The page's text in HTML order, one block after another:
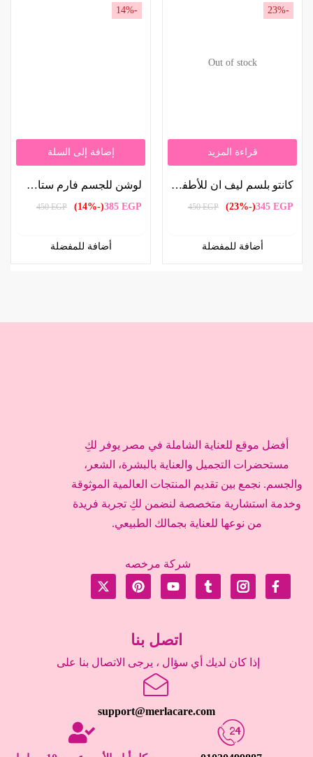
Out of stock
قراءة المزيد
-23%
كانتو بلسم ليف ان للأطفال 283 جم | Cantu Leave-In Conditioner for Kids 283g
345 EGP
(-23%)
450EGP
أضافة للمفضلة
إضافة إلى السلة
-14%
لوشن للجسم فارم ستاي 330 مل | Farm Stay Body Lotion 330ml
385 EGP
(-14%)
450EGP
أضافة للمفضلة
أفضل موقع للعناية الشاملة في مصر يوفر لكِ
مستحضرات التجميل والعناية بالبشرة، الشعر،
والجسم. نجمع بين تقديم المنتجات العالمية الموثوقة
وخدمة استشارية متخصصة لنضمن لكِ تجربة فريدة
من نوعها للعناية بجمالك الطبيعي.
شركة مرخصه
اتصل بنا
إذا كان لديك أي سؤال ، يرجى الاتصال بنا على
support@merlacare.com